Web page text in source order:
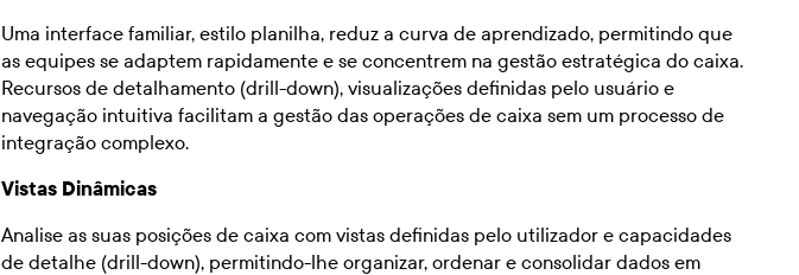
Uma interface familiar, estilo planilha, reduz a curva de aprendizado, permitindo que
as equipes se adaptem rapidamente e se concentrem na gestão estratégica do caixa.
Recursos de detalhamento (drill-down), visualizações definidas pelo usuário e
navegação intuitiva facilitam a gestão das operações de caixa sem um processo de
integração complexo.
Vistas Dinâmicas
Analise as suas posições de caixa com vistas definidas pelo utilizador e capacidades
de detalhe (drill-down), permitindo-lhe organizar, ordenar e consolidar dados em